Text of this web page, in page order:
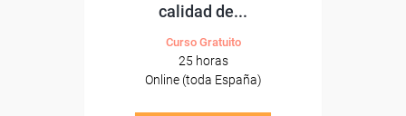
calidad de...
Curso Gratuito
25 horas
Online (toda España)